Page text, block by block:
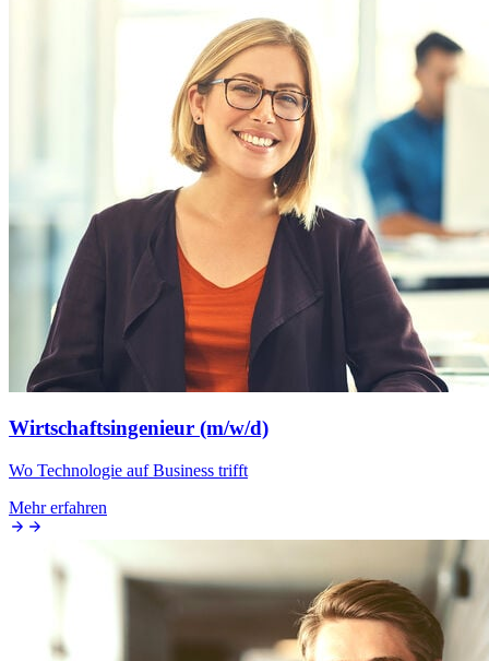
Wirtschaftsingenieur (m/w/d)
Wo Technologie auf Business trifft
Mehr erfahren